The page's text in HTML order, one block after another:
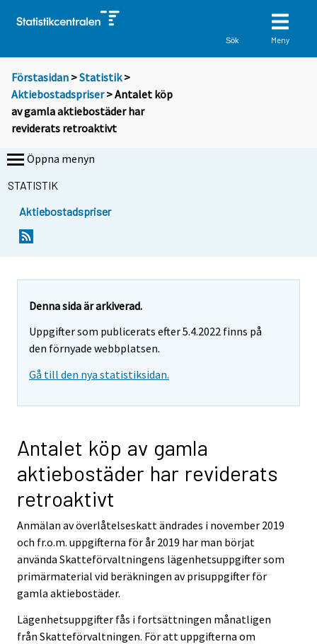
Sök Meny
Förstasidan >Statistik >
Aktiebostadspriser> Antalet köp
av gamla aktiebostäder har
reviderats retroaktivt
Öppna menyn
STATISTIK
Aktiebostadspriser
Denna sida är arkiverad.
Uppgifter som publicerats efter 5.4.2022 finns på
den förnyade webbplatsen.
Gå till den nya statistiksidan.
Antalet köp av gamla
aktiebostäder har reviderats
retroaktivt
Anmälan av överlåtelseskatt ändrades i november 2019
och fr.o.m. uppgifterna för år 2019 har man börjat
använda Skatteförvaltningens lägenhetsuppgifter som
primärmaterial vid beräkningen av prisuppgifter för
gamla aktiebostäder.
Lägenhetsuppgifter fås i fortsättningen månatligen
från Skatteförvaltningen. För att uppgifterna om